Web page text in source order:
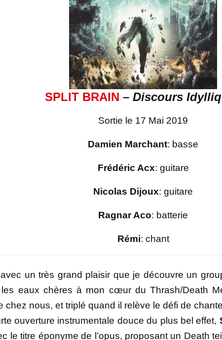
SPLIT BRAIN – Discours
Sortie le 17 Mai 2019
Damien Marchant: basse
Frédéric Acx: guitare
Nicolas Dijoux: guitare
Ragnar Aco: batterie
Rémi: chant
avec un très grand plaisir que je découvre un
eaux chères à mon cœur du Thrash/Death
chez nous, et triplé quand il relève le défi de
ouverture instrumentale douce du plus bel effet,
le titre éponyme de l’opus, proposant un Death